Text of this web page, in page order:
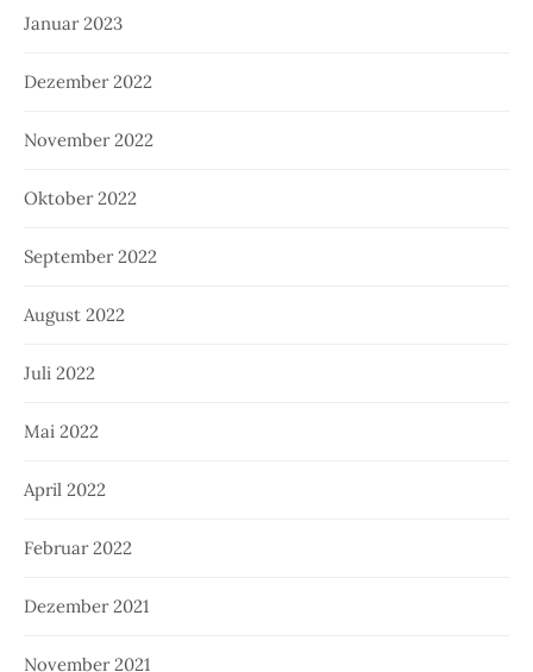
Januar 2023
Dezember 2022
November 2022
Oktober 2022
September 2022
August 2022
Juli 2022
Mai 2022
April 2022
Februar 2022
Dezember 2021
November 2021